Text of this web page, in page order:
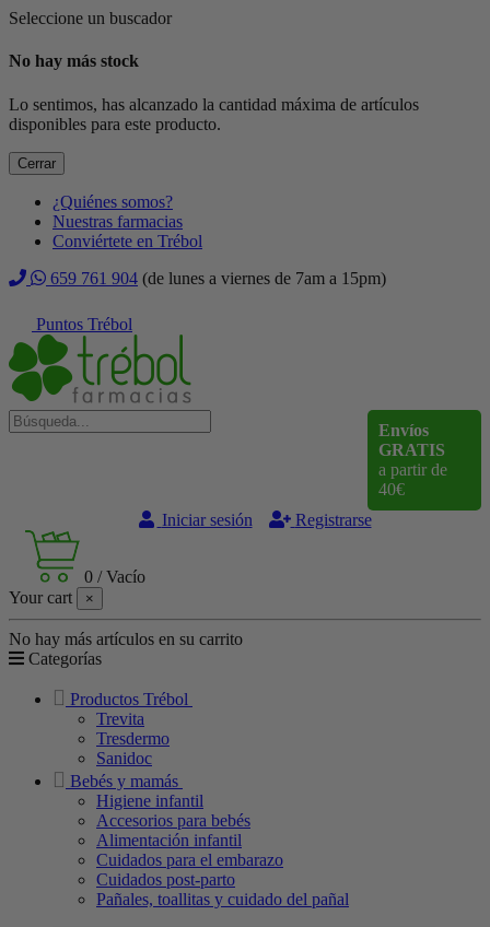
Seleccione un buscador
No hay más stock
Lo sentimos, has alcanzado la cantidad máxima de artículos
disponibles para este producto.
Cerrar
¿Quiénes somos?
Nuestras farmacias
Conviértete en Trébol
659 761 904 (de lunes a viernes de 7am a 15pm)
Puntos Trébol
Envíos
GRATIS
a partir de
40€
Iniciar sesión
Registrarse
0 /Vacío
Your cart
×
No hay más artículos en su carrito
Categorías
Productos Trébol
Trevita
Tresdermo
Sanidoc
Bebés y mamás
Higiene infantil
Accesorios para bebés
Alimentación infantil
Cuidados para el embarazo
Cuidados post-parto
Pañales, toallitas y cuidado del pañal